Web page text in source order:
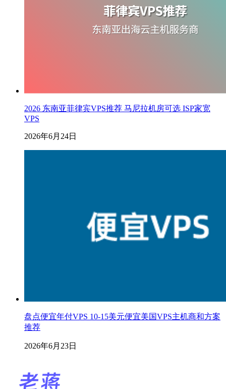
2026 东南亚菲律宾VPS推荐 马尼拉机房可选 ISP家宽
VPS
2026年6月24日
盘点便宜年付VPS 10-15美元便宜美国VPS主机商和方案
推荐
2026年6月23日